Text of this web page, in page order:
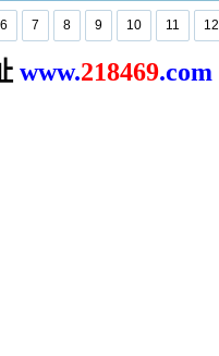
6 7 8 9 10 11 12
www.218469.com